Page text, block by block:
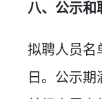
八、公示和
拟聘人员名
日。公示